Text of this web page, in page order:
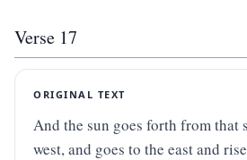
Verse 17
ORIGINAL TEXT
And the sun goes forth from that
west, and goes to the east and